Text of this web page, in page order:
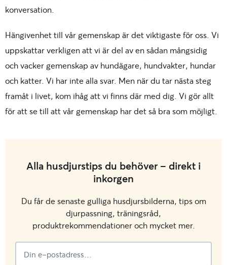
konversation.
Hängivenhet till vår gemenskap är det viktigaste för oss. Vi
uppskattar verkligen att vi är del av en sådan mångsidig
och vacker gemenskap av hundägare, hundvakter, hundar
och katter. Vi har inte alla svar. Men när du tar nästa steg
framåt i livet, kom ihåg att vi finns där med dig. Vi gör allt
för att se till att vår gemenskap har det så bra som möjligt.
Alla husdjurstips du behöver - direkt i
inkorgen
Du får de senaste gulliga husdjursbilderna, tips om
djurpassning, träningsråd,
produktrekommendationer och mycket mer.